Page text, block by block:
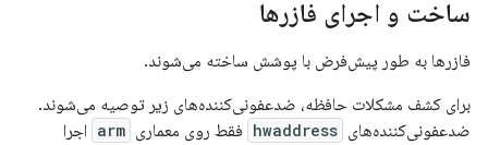
ساخت و اجرای فازرها
فازرها به طور پیش‌فرض با پوشش ساخته می‌شوند.
برای کشف مشکلات حافظه، ضدعفونی‌کننده‌های زیر توصیه می‌شوند.
ضدعفونی‌کننده‌های hwaddress فقط روی معماری arm اجرا